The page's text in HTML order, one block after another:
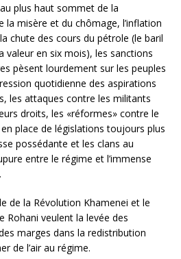
plus haut sommet de la
la misère et du chômage, l’inflation
chute des cours du pétrole (le baril
valeur en six mois), les sanctions
pèsent lourdement sur les peuples
quotidienne des aspirations
les attaques contre les militants
droits, les «réformes» contre le
place de législations toujours plus
possédante et les clans au
entre le régime et l’immense
de la Révolution Khamenei et le
Rohani veulent la levée des
marges dans la redistribution
de l’air au régime.